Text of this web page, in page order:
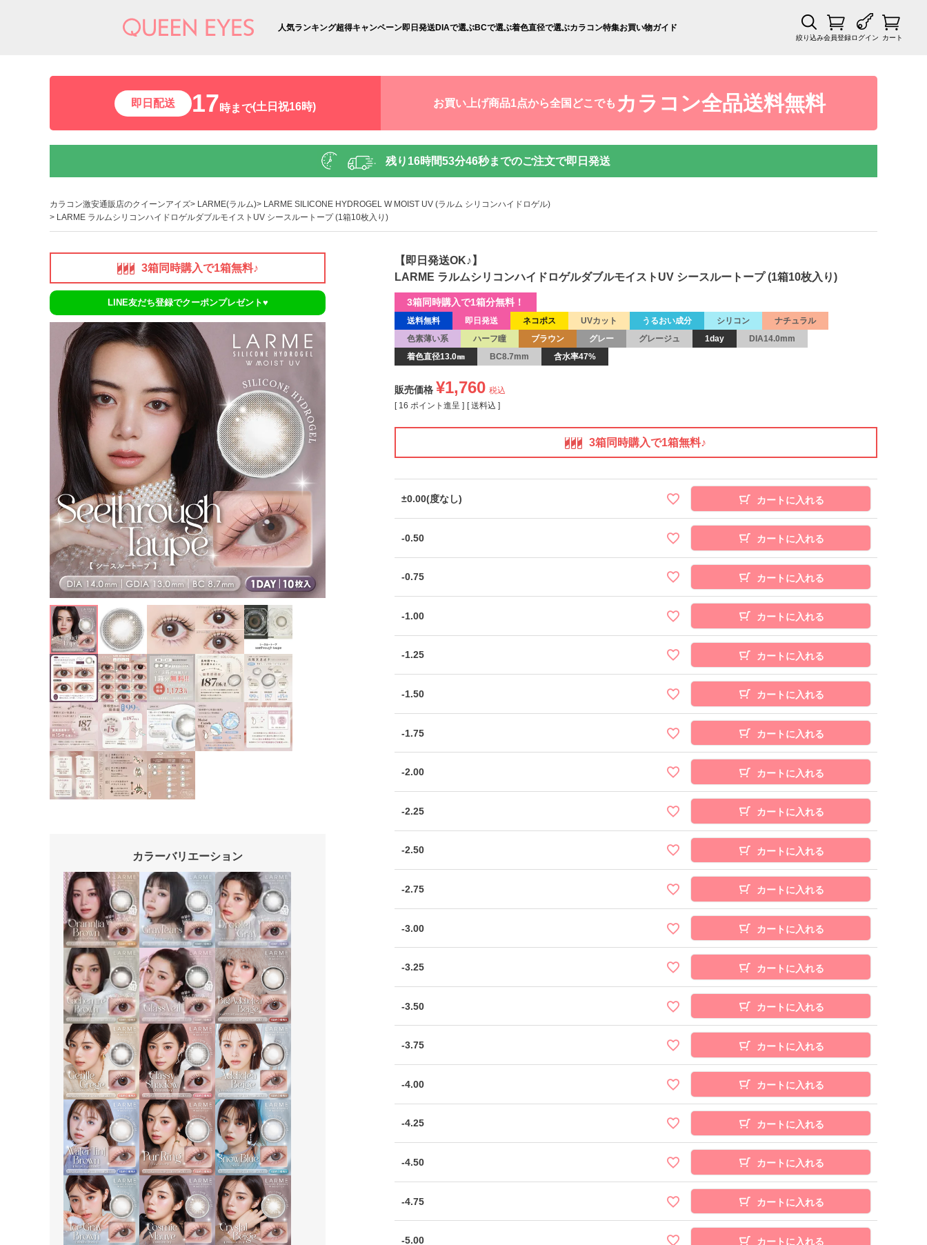
人気ランキング超得キャンペーン即日発送DIAで選ぶBCで選ぶ着色直径で選ぶカラコン特集お買い物ガイド
絞り込み会員登録ログイン カート
即日配送 17時まで(土日祝16時) お買い上げ商品1点から全国どこでも カラコン全品送料無料
残り 16時間53分44秒までのご注文で即日発送
カラコン激安通販店のクイーンアイズ LARME(ラルム)
LARME SILICONE HYDROGEL W MOIST UV (ラルム シリコンハイドロゲル)
LARME ラルムシリコンハイドロゲルダブルモイストUV シースルートープ (1箱10枚入り)
3箱同時購入で1箱無料♪
LINE友だち登録でクーポンプレゼント♥
カラーバリエーション
【即日発送OK♪】
LARME ラルムシリコンハイドロゲルダブルモイストUV シースルートープ (1箱10枚入り)
送料無料 即日発送 ネコポス UVカット うるおい成分 シリコン
ナチュラル
色素薄い系
ハーフ瞳 ブラウン グレー グレージュ 1day
DIA14.0mm
着色直径13.0㎜
BC8.7mm 含水率47%
3箱同時購入で1箱分無料！
販売価格 ¥1,760 税込
[ 16 ポイント進呈 ] 送料込
3箱同時購入で1箱無料♪
±0.00(度なし) カートに入れる
-0.50 カートに入れる
-0.75 カートに入れる
-1.00 カートに入れる
-1.25 カートに入れる
-1.50 カートに入れる
-1.75 カートに入れる
-2.00 カートに入れる
-2.25 カートに入れる
-2.50 カートに入れる
-2.75 カートに入れる
-3.00 カートに入れる
-3.25 カートに入れる
-3.50 カートに入れる
-3.75 カートに入れる
-4.00 カートに入れる
-4.25 カートに入れる
-4.50 カートに入れる
-4.75 カートに入れる
-5.00 カートに入れる